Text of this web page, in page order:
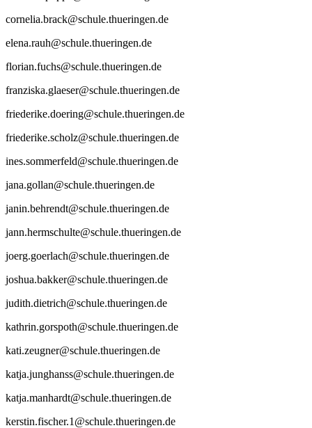
cornelia.brack@schule.thueringen.de
elena.rauh@schule.thueringen.de
florian.fuchs@schule.thueringen.de
franziska.glaeser@schule.thueringen.de
friederike.doering@schule.thueringen.de
friederike.scholz@schule.thueringen.de
ines.sommerfeld@schule.thueringen.de
jana.gollan@schule.thueringen.de
janin.behrendt@schule.thueringen.de
jann.hermschulte@schule.thueringen.de
joerg.goerlach@schule.thueringen.de
joshua.bakker@schule.thueringen.de
judith.dietrich@schule.thueringen.de
kathrin.gorspoth@schule.thueringen.de
kati.zeugner@schule.thueringen.de
katja.junghanss@schule.thueringen.de
katja.manhardt@schule.thueringen.de
kerstin.fischer.1@schule.thueringen.de